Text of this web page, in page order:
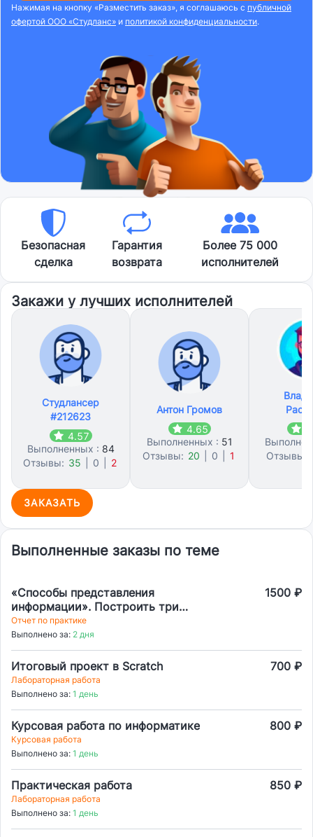
Нажимая на кнопку «Разместить заказ», я соглашаюсь с публичной
офертой ООО «Студланс» и политикой конфиденциальности.
Безопасная
сделка
Гарантия
возврата
Более 75 000
исполнителей
Закажи у лучших исполнителей
Студлансер
#212623
4.57
Выполненных : 84
Отзывы: 35 0 2
Антон Громов
4.65
Выполненных : 51
Отзывы: 20 0 1
Отзывы:
ЗАКАЗАТЬ
Выполненные заказы по теме
«Способы представления
информации». Построить три
разных вида спарклайн-графиков
(график, гистограмма, выигрыш/
проигрыш) показателей
инвестиционной активности в
городе Москве. Представить в виде
диаграммы Ганта график учебного
направлению . Построить
трехмерную поверхность.
1500 ₽
Отчет по практике
Выполнено за: 2 дня
Итоговый проект в Scratch 700 ₽
Лабораторная работа
Выполнено за: 1 день
Курсовая работа по информатике 800 ₽
Курсовая работа
Выполнено за: 1 день
Практическая работа 850 ₽
Лабораторная работа
Выполнено за: 1 день